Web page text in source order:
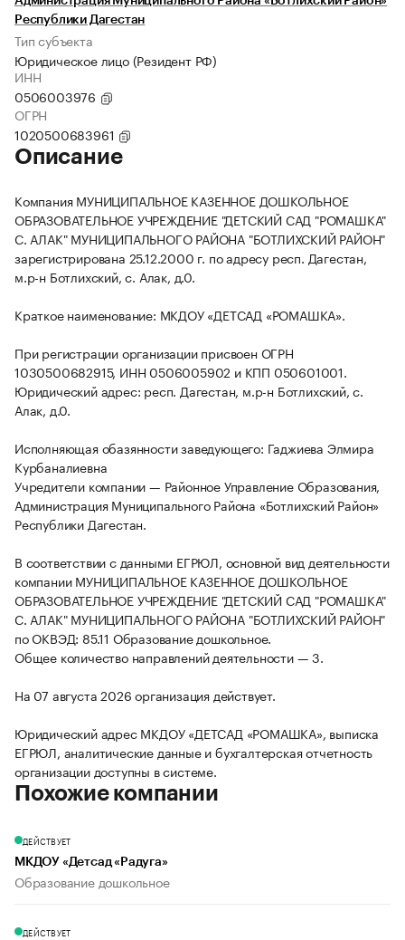
Республики Дагестан
Тип субъекта
Юридическое лицо (Резидент РФ)
ИНН
0506003976
ОГРН
1020500683961
Описание
Компания МУНИЦИПАЛЬНОЕ КАЗЕННОЕ ДОШКОЛЬНОЕ
ОБРАЗОВАТЕЛЬНОЕ УЧРЕЖДЕНИЕ "ДЕТСКИЙ САД "РОМАШКА"
С. АЛАК" МУНИЦИПАЛЬНОГО РАЙОНА "БОТЛИХСКИЙ РАЙОН"
зарегистрирована 25.12.2000 г. по адресу респ. Дагестан,
м.р-н Ботлихский, с. Алак, д.0.
Краткое наименование: МКДОУ «ДЕТСАД «РОМАШКА».
При регистрации организации присвоен ОГРН
1030500682915, ИНН 0506005902 и КПП 050601001.
Юридический адрес: респ. Дагестан, м.р-н Ботлихский, с.
Алак, д.0.
Исполняющая обазянности заведующего: Гаджиева Элмира
Курбаналиевна
Учредители компании — Районное Управление Образования,
Администрация Муниципального Района «Ботлихский Район»
Республики Дагестан.
В соответствии с данными ЕГРЮЛ, основной вид деятельности
компании МУНИЦИПАЛЬНОЕ КАЗЕННОЕ ДОШКОЛЬНОЕ
ОБРАЗОВАТЕЛЬНОЕ УЧРЕЖДЕНИЕ "ДЕТСКИЙ САД "РОМАШКА"
С. АЛАК" МУНИЦИПАЛЬНОГО РАЙОНА "БОТЛИХСКИЙ РАЙОН"
по ОКВЭД: 85.11 Образование дошкольное.
Общее количество направлений деятельности — 3.
На 07 августа 2026 организация действует.
Юридический адрес МКДОУ «ДЕТСАД «РОМАШКА», выписка
ЕГРЮЛ, аналитические данные и бухгалтерская отчетность
организации доступны в системе.
Похожие компании
ДЕЙСТВУЕТ
МКДОУ «Детсад «Радуга»
Образование дошкольное
ДЕЙСТВУЕТ